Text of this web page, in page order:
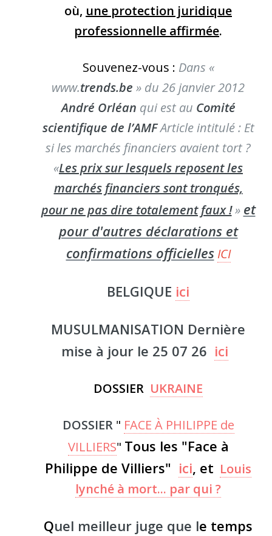
où, une protection juridique
professionnelle affirmée.
Souvenez-vous : Dans «
www.trends.be » du 26 janvier 2012
André Orléan qui est au Comité
scientifique de l’AMFArticle intitulé : Et
si les marchés financiers avaient tort ?
«Les prix sur lesquels reposent les
marchés financiers sont tronqués,
pour ne pas dire totalement faux ! » et
pour d'autres déclarations et
confirmations officielles ICI
BELGIQUE ici
MUSULMANISATION Dernière
mise à jour le 25 07 26 ici
DOSSIER UKRAINE
DOSSIER" FACE À PHILIPPE de
VILLIERS" Tous les "Face à
Philippe de Villiers" ici, et Louis
lynché à mort... par qui ?
Quel meilleur juge que le temps